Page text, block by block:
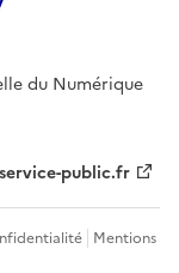
du Numérique
service-public.fr
Mentions